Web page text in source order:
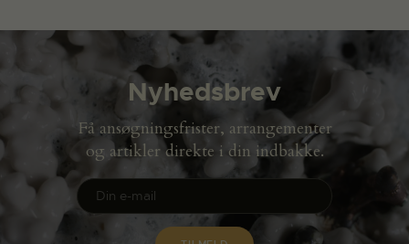
Nyhedsbrev
Få ansøgningsfrister, arrangementer
og artikler direkte i din indbakke.